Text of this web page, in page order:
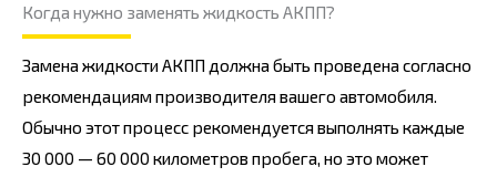
Когда нужно заменять жидкость АКПП?
Замена жидкости АКПП должна быть проведена согласно
рекомендациям производителя вашего автомобиля.
Обычно этот процесс рекомендуется выполнять каждые
30 000 — 60 000 километров пробега, но это может